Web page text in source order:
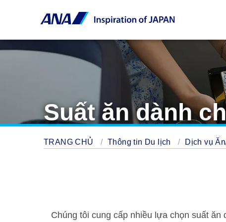
Suất ăn dành
TRANG CHỦ Thông tin Du lịch Dịch vụ
Chúng tôi cung cấp nhiều lựa chọn suất ăn